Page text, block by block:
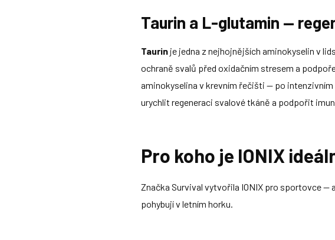
Taurin a L-glutamin —
Taurin je jedna z nejhojnějších aminokyselin v
ochraně svalů před oxidačním stresem a
aminokyselina v krevním řečišti — po intenzivním
urychlit regeneraci svalové tkáně a podpořit
Pro koho je IONIX
Značka Survival vytvořila IONIX pro sportovce
pohybují v letním horku.